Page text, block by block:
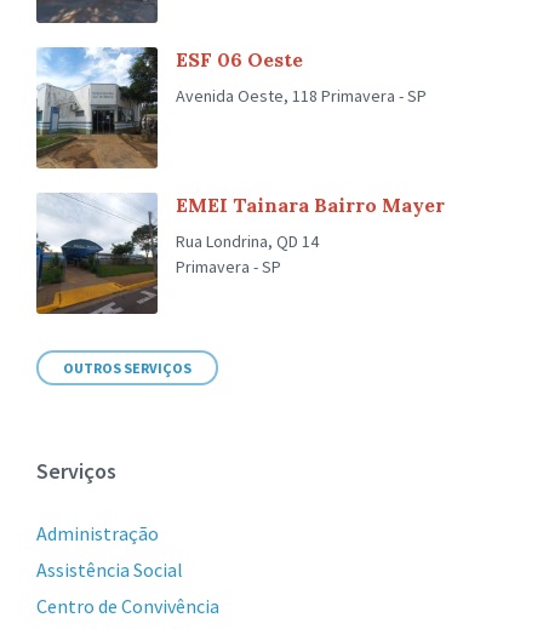
ESF 06 Oeste
Avenida Oeste, 118 Primavera - SP
EMEI Tainara Bairro Mayer
Rua Londrina, QD 14
Primavera - SP
OUTROS SERVIÇOS
Serviços
Administração
Assistência Social
Centro de Convivência